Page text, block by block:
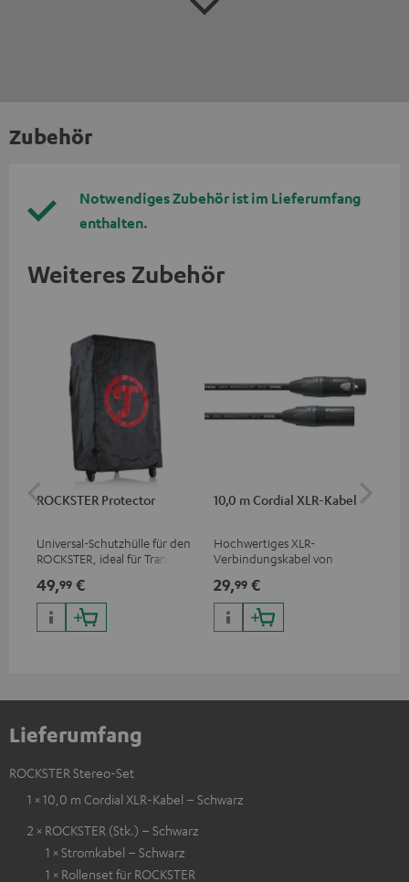
Zubehör
Notwendiges Zubehör ist im Lieferumfang
enthalten.
Weiteres Zubehör
ROCKSTER Protector
Universal-Schutzhülle für den
ROCKSTER, ideal für Transport
49,99 €
10,0 m Cordial XLR-Kabel
Hochwertiges XLR-
Verbindungskabel von
29,99 €
Lieferumfang
ROCKSTER Stereo-Set
1 × 10,0 m Cordial XLR-Kabel – Schwarz
2 × ROCKSTER (Stk.) – Schwarz
1 × Stromkabel – Schwarz
1 × Rollenset für ROCKSTER